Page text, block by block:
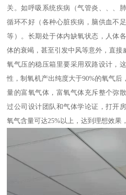
关。如呼吸系统疾病（气管炎、、、
循环不好（各种心脏疾病，脑供血不
等）。长期处于体内缺氧状态，人体
体的衰竭，甚至引发中风等意外，直接
氧气压的稳压箱里要采用双路设计，
性，制氧机产出纯度大于90%的氧气后
量的富氧气体，富氧气体充斥整个弥
过公司设计团队和气体学论证，打开
氧气含量可达25%以上，达到理想效果